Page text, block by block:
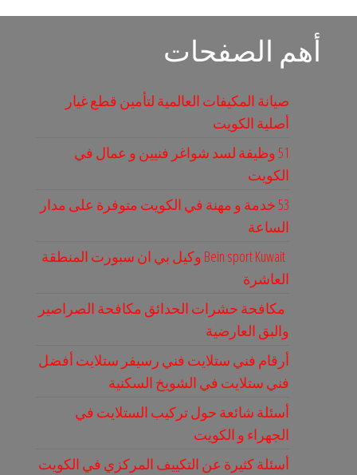
أهم الصفحات
صيانة المكيفات العالمية لتأمين قطع غيار
أصلية الكويت
51 وظيفة لسد شواغر فنيين و عمال في
الكويت
53 خدمة و مهنة في الكويت متوفرة على مدار
الساعة
Bein sport Kuwait وكيل بي ان سبورت المنطقة
العاشرة
مكافحة حشرات الحدائق مكافحة الصراصير
والبق العارضية
أرقام فني ستلايت فني رسيفر ستلايت أفضل
فني ستلايت في الشويخ السكنية
أسئلة شائعة حول تركيب الستلايت في
الجهراء و الكويت
أسئلة كثيرة عن التكييف المركزي في الكويت